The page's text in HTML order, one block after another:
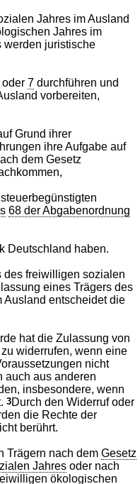
Jahres im Ausland
Jahres im
werden juristische
oder7 durchführen und
vorbereiten,
Grund ihrer
ihre Aufgabe auf
dem Gesetz
68 der Abgabenordnung
Deutschland haben.
des freiwilligen sozialen
eines Trägers des
entscheidet die
hat die Zulassung von
widerrufen, wenn eine
nicht
auch aus anderen
insbesondere, wenn
3Durch den Widerruf oder
die Rechte der
berührt.
Trägern nach demGesetz
Jahres oder nach
ökologischen